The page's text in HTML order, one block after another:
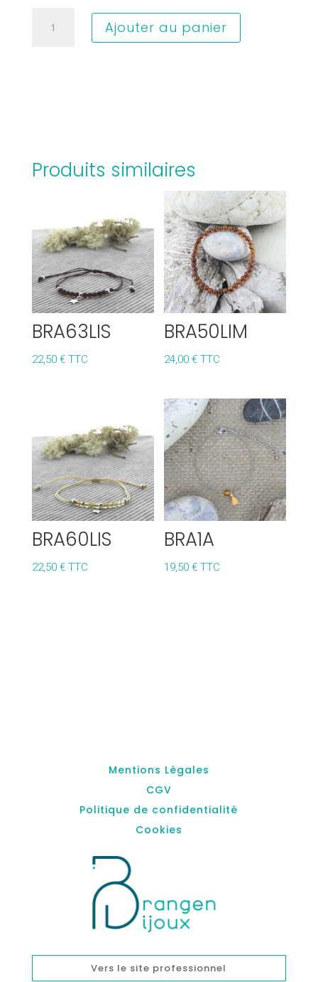
Ajouter au panier
Produits similaires
BRA63LIS
22,50 € TTC
BRA50LIM
24,00€ TTC
BRA60LIS
22,50 € TTC
BRA1A
19,50€ TTC
Mentions Légales
CGV
Politique de confidentialité
Cookies
Vers le site professionnel